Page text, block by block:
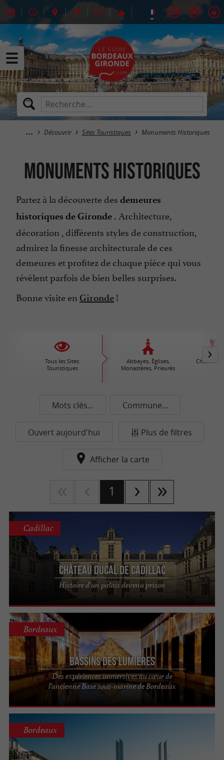
Découvrir Sites Touristiques Monuments Historiques
Monuments Historiques
Partez à la découverte des demeures
historiques de Gironde . Architecture,
décoration , différents styles de construction,
admirez la finesse architecturale de ces
demeures et profitez de chaque pièce qui vous
révèlent parfois de bien belles surprises.
Bonne visite en Gironde !
Tous les Sites
Touristiques
Abbayes, Églises,
Monastères, Prieurés
Châteaux
Mots clés... Commune...
Ouvert aujourd'hui Plus de filtres
Afficher la carte
1
Château Ducal de Cadillac
Histoire d’un palais devenu prison
Cadillac
Bassins des Lumières
Des expériences immersives au cœur de
l’ancienne Base sous-marine de Bordeaux
Bordeaux
Bordeaux